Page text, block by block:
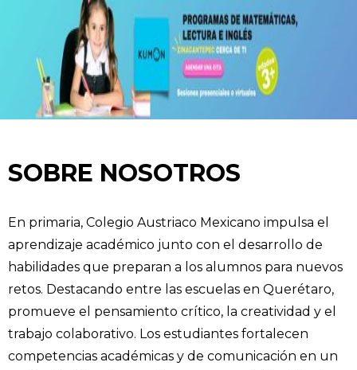
SOBRE NOSOTROS
En primaria, Colegio Austriaco Mexicano impulsa el
aprendizaje académico junto con el desarrollo de
habilidades que preparan a los alumnos para nuevos
retos. Destacando entre las escuelas en Querétaro,
promueve el pensamiento crítico, la creatividad y el
trabajo colaborativo. Los estudiantes fortalecen
competencias académicas y de comunicación en un